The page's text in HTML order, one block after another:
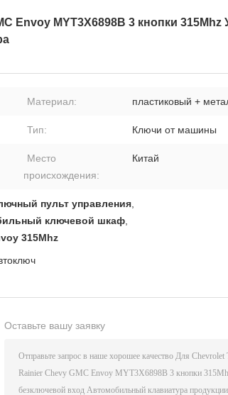
Envoy MYT3X6898B 3 кнопки
Материал: пластиковый +
Тип: Ключи от машины
Место
происхождения:
Китай
пульт управления
ключевой шкаф
315Mhz
Оставьте вашу заявку